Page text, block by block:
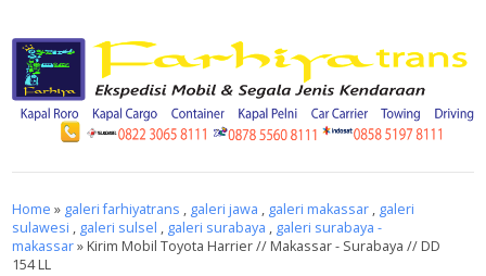
Home » galeri farhiyatrans , galeri jawa , galeri makassar, galeri
sulawesi , galeri sulsel , galeri surabaya , galeri surabaya -
makassar» Kirim Mobil Toyota Harrier // Makassar - Surabaya // DD
154 LL